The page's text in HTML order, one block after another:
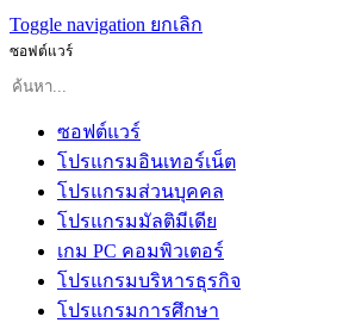
Toggle navigation ยกเลิก
ซอฟต์แวร์
ซอฟต์แวร์
โปรแกรมอินเทอร์เน็ต
โปรแกรมส่วนบุคคล
โปรแกรมมัลติมีเดีย
เกม PC คอมพิวเตอร์
โปรแกรมบริหารธุรกิจ
โปรแกรมการศึกษา